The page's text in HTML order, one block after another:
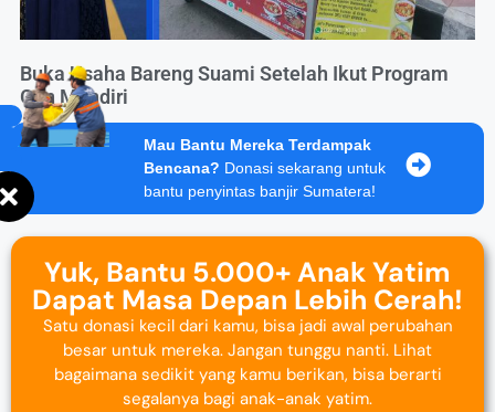
Buka Usaha Bareng Suami Setelah Ikut Program
Gen Mandiri
Mau Bantu Mereka Terdampak
Bencana? Donasi sekarang untuk
bantu penyintas banjir Sumatera!
Yuk, Bantu 5.000+ Anak Yatim
Dapat Masa Depan Lebih Cerah!
Satu donasi kecil dari kamu, bisa jadi awal perubahan
besar untuk mereka. Jangan tunggu nanti. Lihat
bagaimana sedikit yang kamu berikan, bisa berarti
segalanya bagi anak-anak yatim.